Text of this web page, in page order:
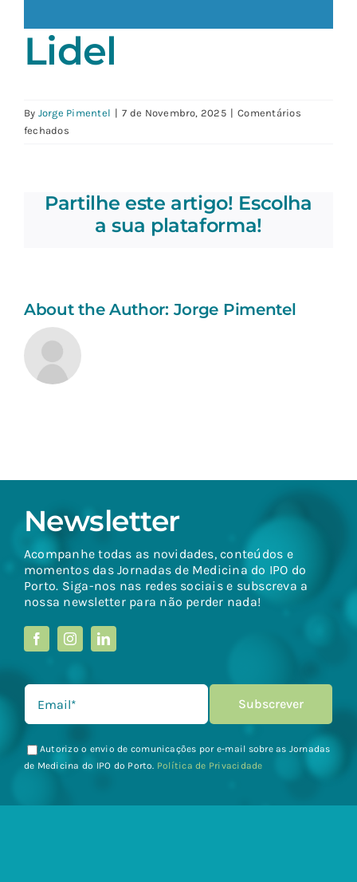
Lidel
By Jorge Pimentel | 7 de Novembro, 2025 | Comentários
fechadosem
Partilhe este artigo! Escolha
a sua plataforma!
About the Author: Jorge Pimentel
Newsletter
Acompanhe todas as novidades, conteúdos e
momentos das Jornadas de Medicina do IPO do
Porto. Siga-nos nas redes sociais e subscreva a
nossa newsletter para não perder nada!
Autorizo o envio de comunicações por e-mail sobre as Jornadas
de Medicina do IPO do Porto. Política de Privacidade